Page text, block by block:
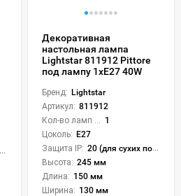
Декоративная
настольная лампа
Lightstar 811912 Pittore
под лампу 1xE27 40W
Бренд: Lightstar
Артикул: 811912
1
Цоколь: E27
Защита IP: 20 (для сухих пом.)
Высота: 245 мм
Длина: 150 мм
Ширина: 130 мм